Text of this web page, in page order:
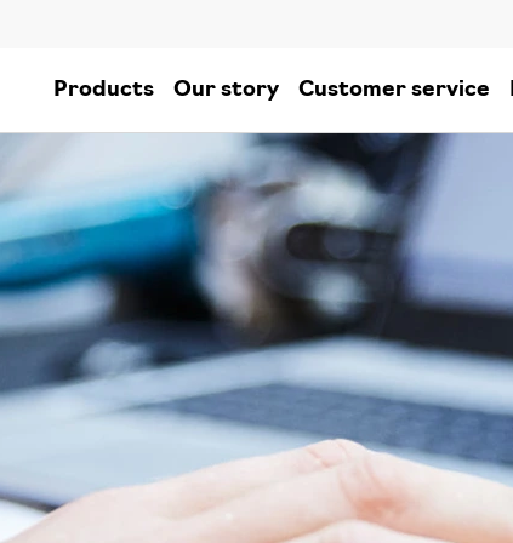
Products Our story Customer service